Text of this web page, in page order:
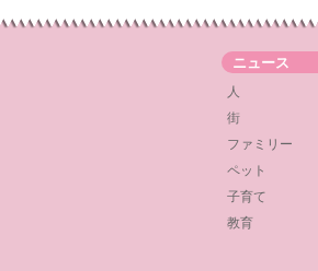
ニュース
人
街
ファミリー
ペット
子育て
教育